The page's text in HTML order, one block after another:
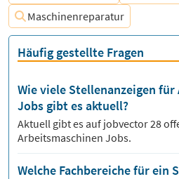
Maschinenreparatur
Häufig gestellte Fragen
Wie viele Stellenanzeigen
Jobs gibt es aktuell?
Aktuell gibt es auf jobvector28
Arbeitsmaschinen Jobs.
Welche Fachbereiche für ein